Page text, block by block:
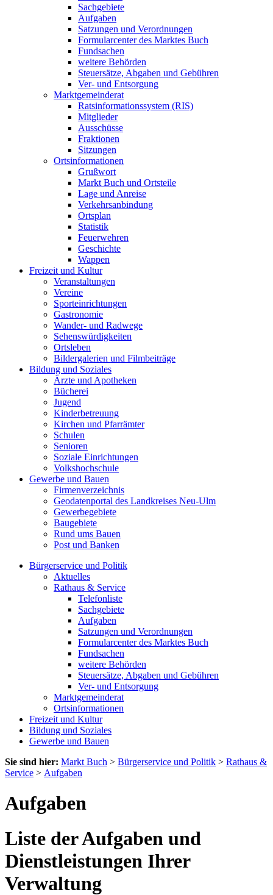
Sachgebiete
Aufgaben
Satzungen und Verordnungen
Formularcenter des Marktes Buch
Fundsachen
weitere Behörden
Steuersätze, Abgaben und Gebühren
Ver- und Entsorgung
Marktgemeinderat
Ratsinformationssystem (RIS)
Mitglieder
Ausschüsse
Fraktionen
Sitzungen
Ortsinformationen
Grußwort
Markt Buch und Ortsteile
Lage und Anreise
Verkehrsanbindung
Ortsplan
Statistik
Feuerwehren
Geschichte
Wappen
Freizeit und Kultur
Veranstaltungen
Vereine
Sporteinrichtungen
Gastronomie
Wander- und Radwege
Sehenswürdigkeiten
Ortsleben
Bildergalerien und Filmbeiträge
Bildung und Soziales
Ärzte und Apotheken
Bücherei
Jugend
Kinderbetreuung
Kirchen und Pfarrämter
Schulen
Senioren
Soziale Einrichtungen
Volkshochschule
Gewerbe und Bauen
Firmenverzeichnis
Geodatenportal des Landkreises Neu-Ulm
Gewerbegebiete
Baugebiete
Rund ums Bauen
Post und Banken
Bürgerservice und Politik
Aktuelles
Rathaus & Service
Telefonliste
Sachgebiete
Aufgaben
Satzungen und Verordnungen
Formularcenter des Marktes Buch
Fundsachen
weitere Behörden
Steuersätze, Abgaben und Gebühren
Ver- und Entsorgung
Marktgemeinderat
Ortsinformationen
Freizeit und Kultur
Bildung und Soziales
Gewerbe und Bauen
Sie sind hier: Markt Buch > Bürgerservice und Politik > Rathaus &
Service > Aufgaben
Aufgaben
Liste der Aufgaben und
Dienstleistungen Ihrer
Verwaltung